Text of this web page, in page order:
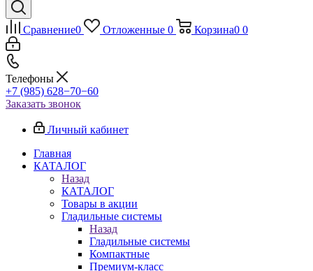
Сравнение0 Отложенные 0 Корзина0 0
Телефоны
+7 (985) 628−70−60
Заказать звонок
Личный кабинет
Главная
КАТАЛОГ
Назад
КАТАЛОГ
Товары в акции
Гладильные системы
Назад
Гладильные системы
Компактные
Премиум-класс